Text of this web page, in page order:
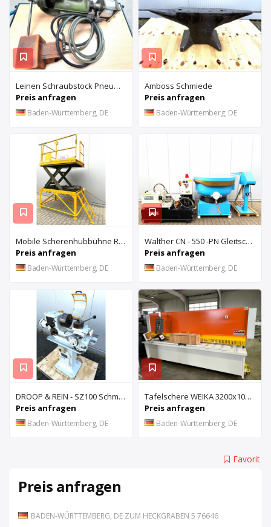
Leinen Schraubstock Pneumatisch
Preis anfragen
Baden-Württemberg, DE
Amboss Schmiede
Preis anfragen
Baden-Württemberg, DE
Mobile Scherenhubbühne Rothe Benkmann
Preis anfragen
Baden-Württemberg, DE
Walther CN - 550 -PN Gleitschleifanlage u. Rösler Z300 Turbo Floc Zentrifuge
Preis anfragen
Baden-Württemberg, DE
DROOP & REIN - SZ100 Schmiernutenziehmaschine
Preis anfragen
Baden-Württemberg, DE
Tafelschere WEIKA 3200x10mm
Preis anfragen
Baden-Württemberg, DE
Favorit
Preis anfragen
BADEN-WÜRTTEMBERG, DE ZUM HECKGRABEN 5 76646